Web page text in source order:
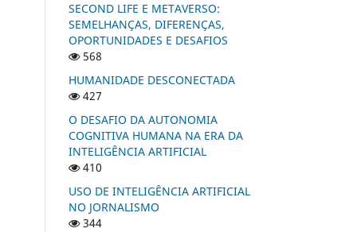
SECOND LIFE E METAVERSO:
SEMELHANÇAS, DIFERENÇAS,
OPORTUNIDADES E DESAFIOS
568
HUMANIDADE DESCONECTADA
427
O DESAFIO DA AUTONOMIA
COGNITIVA HUMANA NA ERA DA
INTELIGÊNCIA ARTIFICIAL
410
USO DE INTELIGÊNCIA ARTIFICIAL
NO JORNALISMO
344